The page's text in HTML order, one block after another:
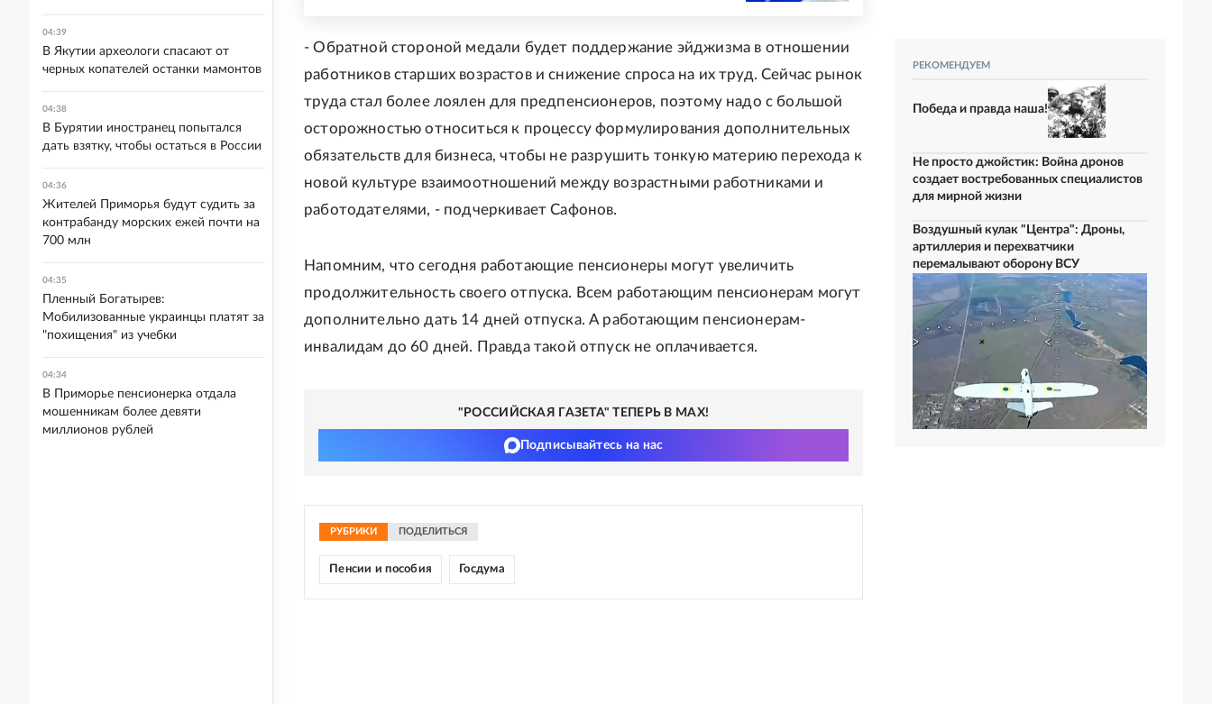
- Обратной стороной медали будет поддержание эйджизма в отношении
работников старших возрастов и снижение спроса на их труд. Сейчас рынок
труда стал более лоялен для предпенсионеров, поэтому надо с большой
осторожностью относиться к процессу формулирования дополнительных
обязательств для бизнеса, чтобы не разрушить тонкую материю перехода к
новой культуре взаимоотношений между возрастными работниками и
работодателями, - подчеркивает Сафонов.
Напомним, что сегодня работающие пенсионеры могут увеличить
продолжительность своего отпуска. Всем работающим пенсионерам могут
дополнительно дать 14 дней отпуска. А работающим пенсионерам-
инвалидам до 60 дней. Правда такой отпуск не оплачивается.
"РОССИЙСКАЯ ГАЗЕТА" ТЕПЕРЬ В MAX!
Подписывайтесь на нас
РУБРИКИ ПОДЕЛИТЬСЯ
Пенсии и пособия Госдума
РЕКОМЕНДУЕМ
Победа и правда наша!
Не просто джойстик: Война дронов
создает востребованных специалистов
для мирной жизни
Воздушный кулак "Центра": Дроны,
артиллерия и перехватчики
перемалывают оборону ВСУ
04:39
В Якутии археологи спасают от
черных копателей останки мамонтов
04:38
В Бурятии иностранец попытался
дать взятку, чтобы остаться в России
04:36
Жителей Приморья будут судить за
контрабанду морских ежей почти на
700 млн
04:35
Пленный Богатырев:
Мобилизованные украинцы платят за
"похищения" из учебки
04:34
В Приморье пенсионерка отдала
мошенникам более девяти
миллионов рублей